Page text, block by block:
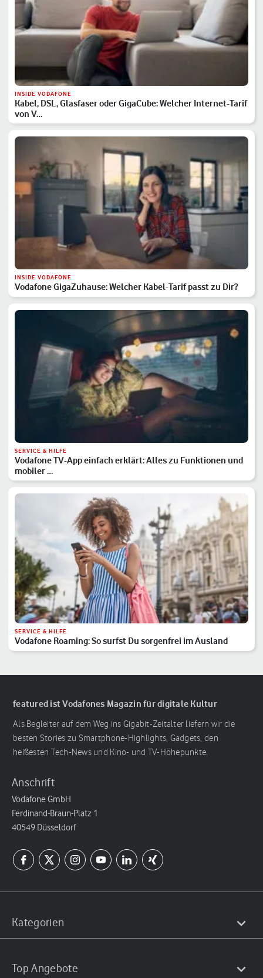
INSIDE VODAFONE
Kabel, DSL, Glasfaser oder GigaCube: Welcher Internet-Tarif
von V…
INSIDE VODAFONE
Vodafone GigaZuhause: Welcher Kabel-Tarif passt zu Dir?
SERVICE & HILFE
Vodafone TV-App einfach erklärt: Alles zu Funktionen und
mobiler …
SERVICE & HILFE
Vodafone Roaming: So surfst Du sorgenfrei im Ausland
featured ist Vodafones Magazin für digitale Kultur
Als Begleiter auf dem Weg ins Gigabit-Zeitalter liefern wir die
besten Stories zu Smartphone-Highlights, Gadgets, den
heißesten Tech-News und Kino- und TV-Höhepunkte.
Anschrift
Vodafone GmbH
Ferdinand-Braun-Platz 1
40549 Düsseldorf
Kategorien
Top Angebote